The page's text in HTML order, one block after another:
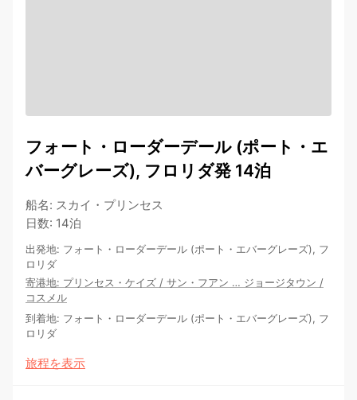
フォート・ローダーデール (ポート・エ
バーグレーズ), フロリダ発 14泊
船名: スカイ・プリンセス
日数: 14泊
出発地: フォート・ローダーデール (ポート・エバーグレーズ), フ
ロリダ
寄港地: プリンセス・ケイズ / サン・フアン … ジョージタウン /
コスメル
到着地: フォート・ローダーデール (ポート・エバーグレーズ), フ
ロリダ
旅程を表示